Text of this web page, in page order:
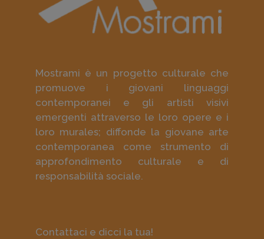
Mostrami è un progetto culturale che
promuove i giovani linguaggi
contemporanei e gli artisti visivi
emergenti attraverso le loro opere e i
loro murales; diffonde la giovane arte
contemporanea come strumento di
approfondimento culturale e di
responsabilità sociale.
Contattaci e dicci la tua!